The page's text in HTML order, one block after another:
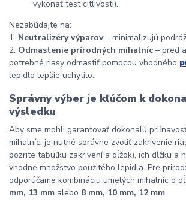
vykonať test citlivosti).
Nezabúdajte na:
1. Neutralizéry výparov – minimalizujú
2. Odmastenie prírodných mihalníc – pred
potrebné riasy odmastiť pomocou vhodného
lepidlo lepšie uchytilo.
Správny výber je kľúčom k
výsledku
Aby sme mohli garantovať dokonalú
mihalníc, je nutné správne zvoliť zakrivenie
pozrite tabuľku zakrivení a dĺžok), ich dĺžku a
vhodné množstvo použitého lepidla. Pre
odporúčame kombináciu umelých mihalníc o
mm, 13 mm alebo 8 mm, 10 mm, 12 mm.